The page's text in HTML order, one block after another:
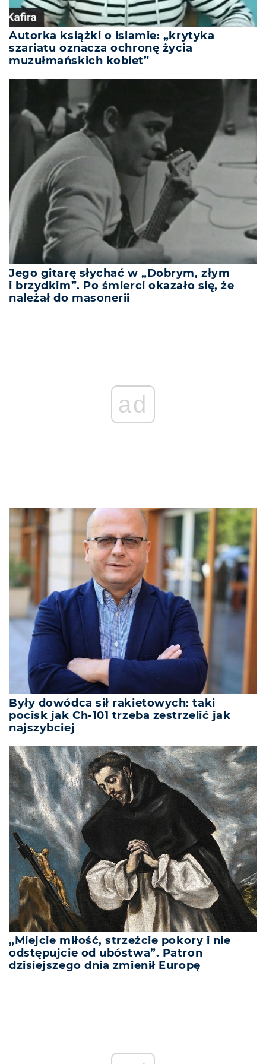
Autorka książki o islamie: „krytyka
szariatu oznacza ochronę życia
muzułmańskich kobiet”
Jego gitarę słychać w „Dobrym, złym
i brzydkim”. Po śmierci okazało się, że
należał do masonerii
ad
Były dowódca sił rakietowych: taki
pocisk jak Ch-101 trzeba zestrzelić jak
najszybciej
„Miejcie miłość, strzeżcie pokory i nie
odstępujcie od ubóstwa”. Patron
dzisiejszego dnia zmienił Europę